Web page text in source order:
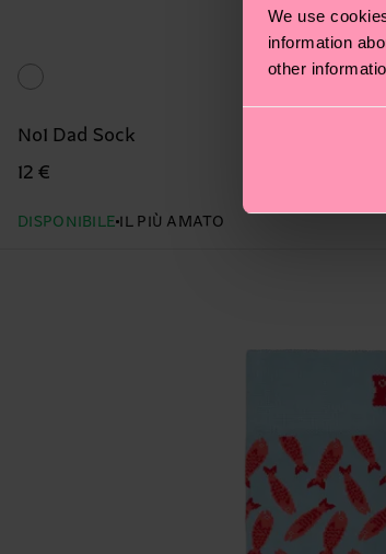
We use
information
other
No1 Dad Sock
12 €
DISPONIBILE IL PIÙ AMATO